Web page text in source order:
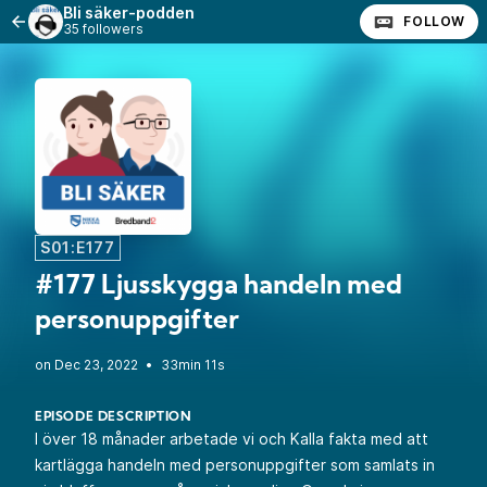
Bli säker-podden
35 followers FOLLOW
S01:E177
#177 Ljusskygga handeln med
personuppgifter
• 33min 11s
EPISODE DESCRIPTION
I över 18 månader arbetade vi och Kalla fakta med att
kartlägga handeln med personuppgifter som samlats in